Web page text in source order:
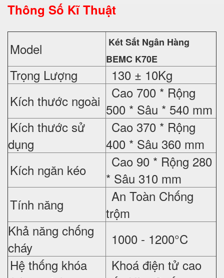
Thông Số Kĩ Thuật
Model
Két Sắt Ngân Hàng
BEMC K70E
Trọng Lượng
130 ± 10Kg
Kích thước ngoài
Cao 700 * Rộng
500 * Sâu * 540 mm
Kích thước sử
dụng
Cao 370 * Rộng
400 * Sâu 360 mm
Kích ngăn kéo
Cao 90 * Rộng 280
* Sâu 310 mm
Tính năng
An Toàn Chống
trộm
Khả năng chống
cháy
1000 - 1200°C
Hệ thống khóa
Khoá điện tử cao